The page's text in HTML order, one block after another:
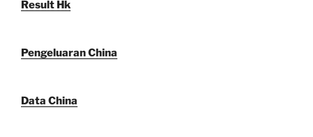
Result Hk
Pengeluaran China
Data China